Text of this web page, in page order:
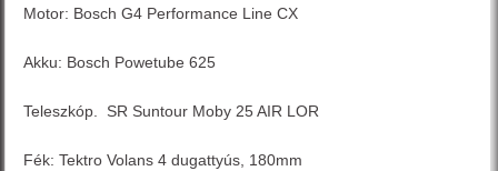
Motor: Bosch G4 Performance Line CX
Akku: Bosch Powetube 625
Teleszkóp. SR Suntour Moby 25 AIR LOR
Fék: Tektro Volans 4 dugattyús, 180mm